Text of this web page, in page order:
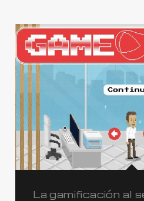
La gamificación al